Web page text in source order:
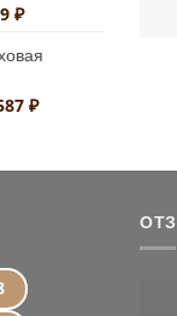
₽Диапазон
399 ₽
1,499 ₽
₽Диапазон
–